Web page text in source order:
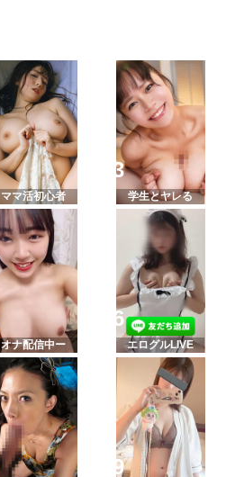
ママ活初心者 学生とヤレる
オナ配信中ー エログルLIVE